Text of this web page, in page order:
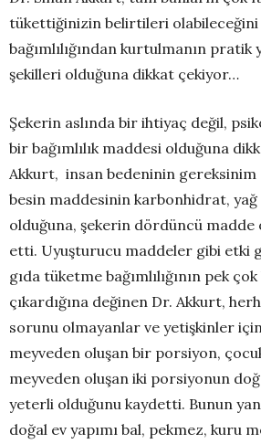
tükettiğinizin belirtileri olabileceğini
bağımlılığından kurtulmanın pratik
şekilleri olduğuna dikkat çekiyor…
Şekerin aslında bir ihtiyaç değil,
bir bağımlılık maddesi olduğuna
Akkurt, insan bedeninin gereksinim
besin maddesinin karbonhidrat,
olduğuna, şekerin dördüncü madde
etti. Uyuşturucu maddeler gibi etki
gıda tüketme bağımlılığının pek
çıkardığına değinen Dr. Akkurt,
sorunu olmayanlar ve yetişkinler
meyveden oluşan bir porsiyon,
meyveden oluşan iki porsiyonun
yeterli olduğunu kaydetti. Bunun
doğal ev yapımı bal, pekmez, kuru